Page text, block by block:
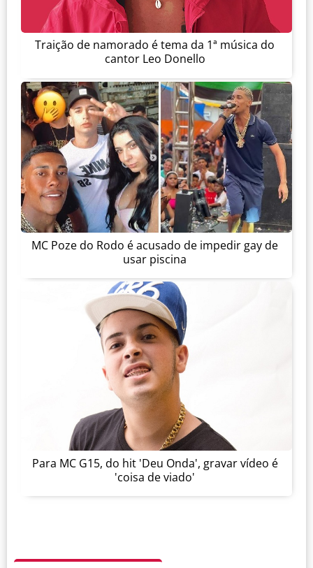
Traição de namorado é tema da 1ª música do
cantor Leo Donello
MC Poze do Rodo é acusado de impedir gay de
usar piscina
Para MC G15, do hit 'Deu Onda', gravar vídeo é
'coisa de viado'